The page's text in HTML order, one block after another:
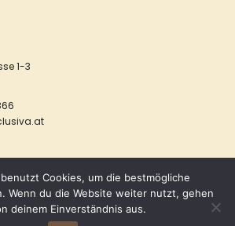
1-3
COPYRIGHT © ESCLUSIVA
Cookies, um die bestmögliche
Wenn du die Website weiter nutzt, gehen
deinem Einverständnis aus.